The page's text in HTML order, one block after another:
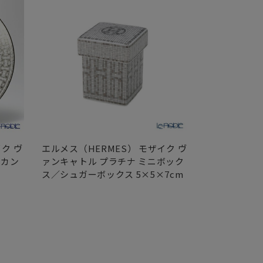
ヴ
ン
エルメス（HERMES） モザイク ヴ
ァンキャトル プラチナ ミニボック
ス／シュガーボックス 5×5×7cm